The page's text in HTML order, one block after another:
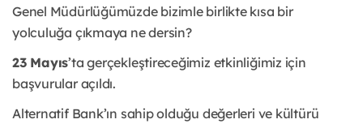
Genel Müdürlüğümüzde bizimle birlikte kısa bir
yolculuğa çıkmaya ne dersin?
23 Mayıs’ta gerçekleştireceğimiz etkinliğimiz için
başvurular açıldı.
Alternatif Bank’ın sahip olduğu değerleri ve kültürü